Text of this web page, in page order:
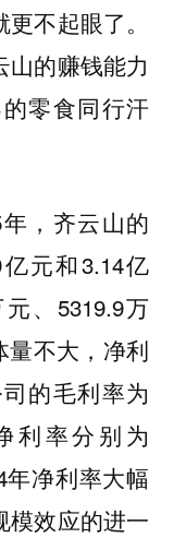
不起眼了。
的赚钱能力
零食同行汗
，齐云山的
元和3.14亿
、5319.9万
量不大，净利
的毛利率为
利率分别为
年净利率大幅
模效应的进一